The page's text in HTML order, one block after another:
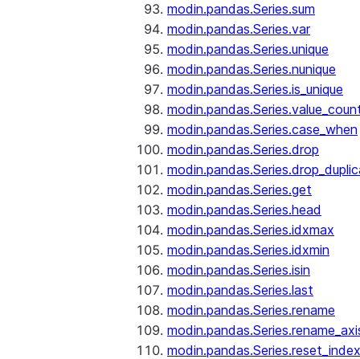
modin.pandas.Series.sum
modin.pandas.Series.var
modin.pandas.Series.unique
modin.pandas.Series.nunique
modin.pandas.Series.is_unique
modin.pandas.Series.case_when
modin.pandas.Series.drop
modin.pandas.Series.get
modin.pandas.Series.head
modin.pandas.Series.idxmax
modin.pandas.Series.idxmin
modin.pandas.Series.isin
modin.pandas.Series.last
modin.pandas.Series.rename
modin.pandas.Series.reset_index